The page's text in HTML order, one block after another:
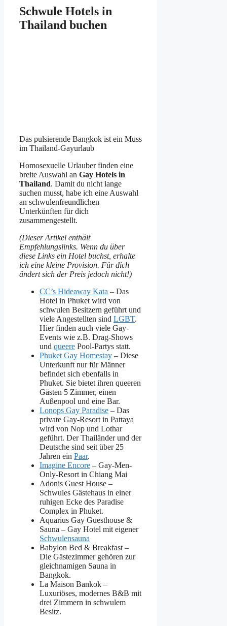
Schwule Hotels in
Thailand buchen
Das pulsierende Bangkok ist ein Muss
im Thailand-Gayurlaub
Homosexuelle Urlauber finden eine
breite Auswahl an Gay Hotels in
Thailand. Damit du nicht lange
suchen musst, habe ich eine Auswahl
an schwulenfreundlichen
Unterkünften für dich
zusammengestellt.
(Dieser Artikel enthält
Empfehlungslinks. Wenn du über
diese Links ein Hotel buchst, erhalte
ich eine kleine Provision. Für dich
ändert sich der Preis jedoch nicht!)
CC’s Hideaway Kata – Das
Hotel in Phuket wird von
schwulen Besitzern geführt und
viele Angestellten sind LGBT.
Hier finden auch viele Gay-
Events wie z.B. Drag-Shows
und queere Pool-Partys statt.
Phuket Gay Homestay – Diese
Unterkunft nur für Männer
befindet sich ebenfalls in
Phuket. Sie bietet ihren queeren
Gästen 5 Zimmer, einen
Außenpool und eine Bar.
Lonops Gay Paradise – Das
private Gay-Resort in Pattaya
wird von Nop und Lothar
geführt. Der Thailänder und der
Deutsche sind seit über 25
Jahren ein Paar.
Imagine Encore – Gay-Men-
Only-Resort in Chiang Mai
Adonis Guest House –
Schwules Gästehaus in einer
ruhigen Ecke des Paradise
Complex in Phuket.
Aquarius Gay Guesthouse &
Sauna – Gay Hotel mit eigener
Schwulensauna
Babylon Bed & Breakfast –
Die Gästezimmer gehören zur
gleichnamigen Sauna in
Bangkok.
La Maison Bankok –
Luxuriöses, modernes B&B mit
drei Zimmern in schwulem
Besitz.